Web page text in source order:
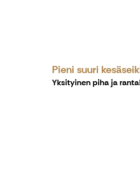
Pieni suuri
Yksityinen piha ja